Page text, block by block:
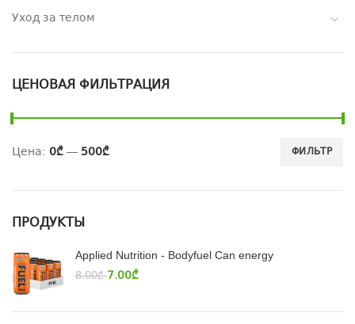
Уход за телом
ЦЕНОВАЯ ФИЛЬТРАЦИЯ
ФИЛЬТР
Цена: 0₾— 500₾
ПРОДУКТЫ
Applied Nutrition - Bodyfuel Can energy
8.00₾ 7.00₾